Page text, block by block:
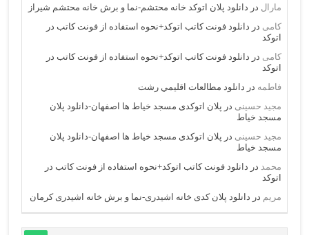
مارال در دانلود پلان اتوکد خانه محتشم-نما و برش خانه محتشم شیراز
کامی در دانلود فونت کاتب اتوکد+نحوه استفاده از فونت کاتب در
اتوکد
کامی در دانلود فونت کاتب اتوکد+نحوه استفاده از فونت کاتب در
اتوکد
فاطمه در دانلود مطالعات اقليمي رشت
مجید حسینی در پلان اتوکدی مسجد خیاط ها اصفهان-دانلود پلان
مسجد خیاط
مجید حسینی در پلان اتوکدی مسجد خیاط ها اصفهان-دانلود پلان
مسجد خیاط
محمد در دانلود فونت کاتب اتوکد+نحوه استفاده از فونت کاتب در
اتوکد
مریم در دانلود پلان کدی خانه اشیدری-نما و برش خانه اشیدری کرمان